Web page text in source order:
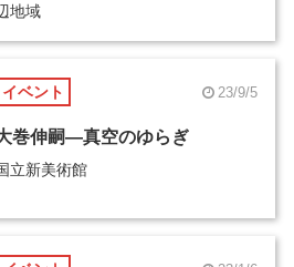
地域
イベント 23/9/5
巻伸嗣―真空のゆらぎ
立新美術館